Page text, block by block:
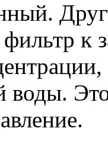
к
воды.